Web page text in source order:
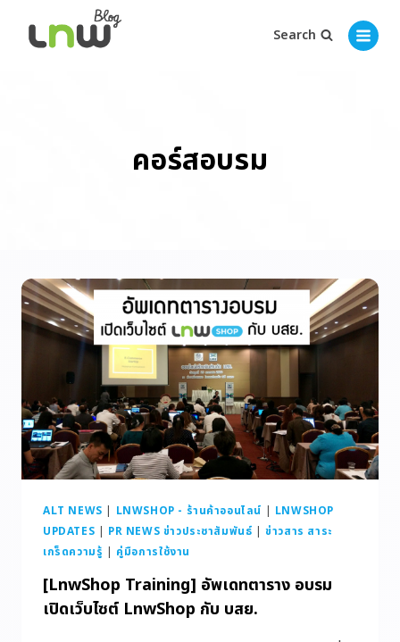
Search
คอร์สอบรม
ALT NEWS | LNWSHOP - ร้านค้าออนไลน์ | LNWSHOP
UPDATES | PR NEWS ข่าวประชาสัมพันธ์ |ข่าวสาร สาระ
เกร็ดความรู้ | คู่มือการใช้งาน
[LnwShop Training] อัพเดทตาราง อบรม
เปิดเว็บไซต์ LnwShop กับ บสย.